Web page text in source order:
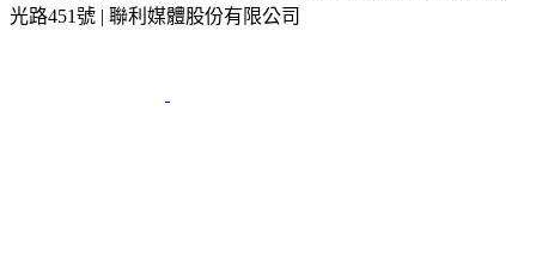
光路451號 | 聯利媒體股份有限公司